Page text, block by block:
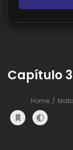
Capítulo
Home